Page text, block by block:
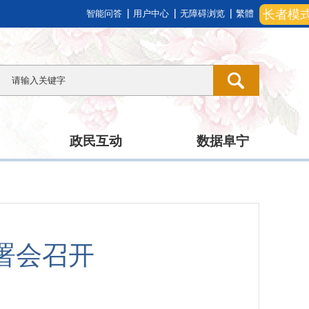
长者模
智能问答 用户中心 无障碍浏览 繁體
政民互动 数据阜宁
会召开